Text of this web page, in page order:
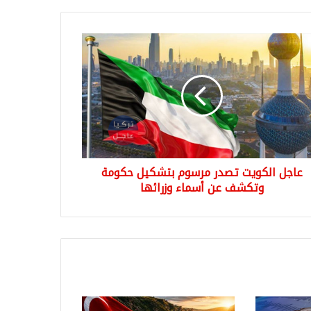
عاجل الكويت تصدر مرسوم بتشكيل حكومة
وتكشف عن أسماء وزرائها